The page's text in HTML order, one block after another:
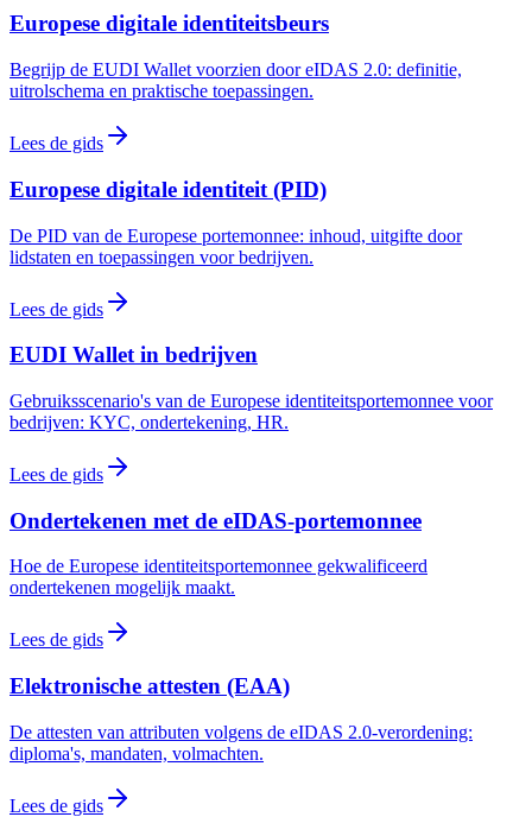
Europese digitale identiteitsbeurs
Begrijp de EUDI Wallet voorzien door eIDAS 2.0: definitie,
uitrolschema en praktische toepassingen.
Lees de gids
Europese digitale identiteit (PID)
De PID van de Europese portemonnee: inhoud, uitgifte door
lidstaten en toepassingen voor bedrijven.
Lees de gids
EUDI Wallet in bedrijven
Gebruiksscenario's van de Europese identiteitsportemonnee voor
bedrijven: KYC, ondertekening, HR.
Lees de gids
Ondertekenen met de eIDAS-portemonnee
Hoe de Europese identiteitsportemonnee gekwalificeerd
ondertekenen mogelijk maakt.
Lees de gids
Elektronische attesten (EAA)
De attesten van attributen volgens de eIDAS 2.0-verordening:
diploma's, mandaten, volmachten.
Lees de gids